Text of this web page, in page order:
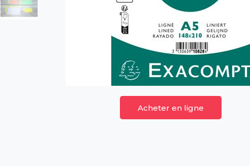
Acheter en ligne